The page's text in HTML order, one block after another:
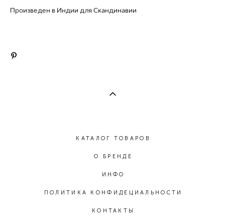
Произведен в Индии для Скандинавии
КАТАЛОГ ТОВАРОВ
О БРЕНДЕ
ИНФО
ПОЛИТИКА КОНФИДЕЦИАЛЬНОСТИ
КОНТАКТЫ